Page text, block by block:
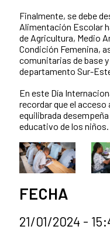
Finalmente, se debe
Alimentación Escolar
de Agricultura, Medio
Condición Femenina,
comunitarias de base
departamento Sur-
En este Día
recordar que el acceso
equilibrada
educativo de los niños.
FECHA
21/01/2024 -